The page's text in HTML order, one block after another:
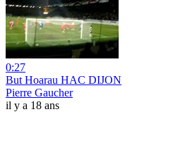
0:27
But Hoarau HAC DIJON
Pierre Gaucher
il y a 18 ans